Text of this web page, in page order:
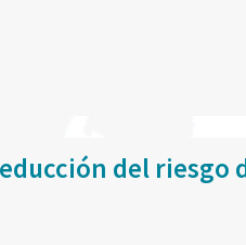
del riesgo